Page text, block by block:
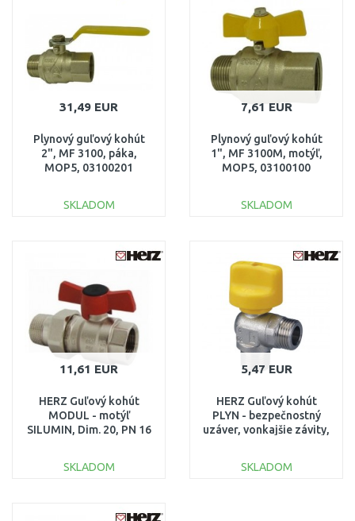
Porovnať
31,49 EUR
Plynový guľový kohút
2", MF 3100, páka,
MOP5, 03100201
SKLADOM
7,61 EUR
Plynový guľový kohút
1", MF 3100M, motýľ,
MOP5, 03100100
SKLADOM
Porovnať
11,61 EUR
HERZ Guľový kohút
MODUL - motýľ
SILUMIN, Dim. 20, PN 16
SKLADOM
5,47 EUR
HERZ Guľový kohút
PLYN - bezpečnostný
uzáver, vonkajšie závity,
SKLADOM